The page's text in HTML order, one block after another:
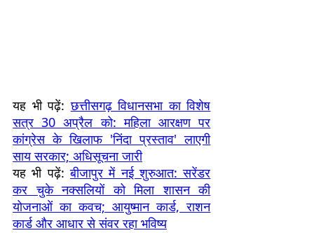
यह भी पढ़ें: छत्तीसगढ़ विधानसभा का विशेष
सत्र 30 अप्रैल को: महिला आरक्षण पर
कांग्रेस के खिलाफ 'निंदा प्रस्ताव' लाएगी
साय सरकार; अधिसूचना जारी
यह भी पढ़ें: बीजापुर में नई शुरुआत: सरेंडर
कर चुके नक्सलियों को मिला शासन की
योजनाओं का कवच; आयुष्मान कार्ड, राशन
कार्ड और आधार से संवर रहा भविष्य